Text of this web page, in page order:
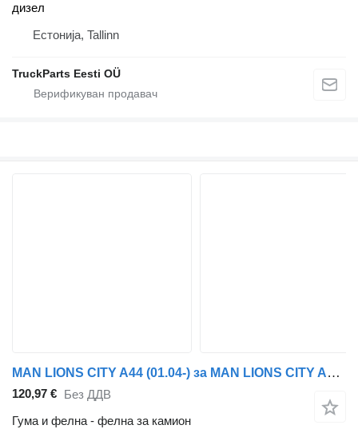
дизел
Естонија, Tallinn
TruckParts Eesti OÜ
MAN LIONS CITY A44 (01.04-) за MAN LIONS CITY A44 (01.04-)
120,97 €
Без ДДВ
Гума и фелна - фелна за камион